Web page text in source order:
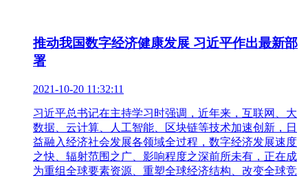
推动我国数字经济健康发展 习近平作出最新部
署
2021-10-20 11:32:11
习近平总书记在主持学习时强调，近年来，互联网、大
数据、云计算、人工智能、区块链等技术加速创新，日
益融入经济社会发展各领域全过程，数字经济发展速度
之快、辐射范围之广、影响程度之深前所未有，正在成
为重组全球要素资源、重塑全球经济结构、改变全球竞